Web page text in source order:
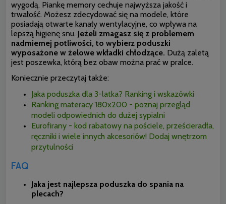
wygodą. Piankę memory cechuje najwyższa jakość i
trwałość. Możesz zdecydować się na modele, które
posiadają otwarte kanały wentylacyjne, co wpływa na
lepszą higienę snu. Jeżeli zmagasz się z problemem
nadmiernej potliwości, to wybierz poduszki
wyposażone w żelowe wkładki chłodzące. Dużą zaletą
jest poszewka, którą bez obaw można prać w pralce.
Koniecznie przeczytaj także:
Jaka poduszka dla 3-latka? Ranking i wskazówki
Ranking materacy 180x200 - poznaj przegląd
modeli odpowiednich do dużej sypialni
Eurofirany - kod rabatowy na pościele, prześcieradła,
ręczniki i wiele innych akcesoriów! Dodaj wnętrzom
przytulności
FAQ
Jaka jest najlepsza poduszka do spania na
plecach?